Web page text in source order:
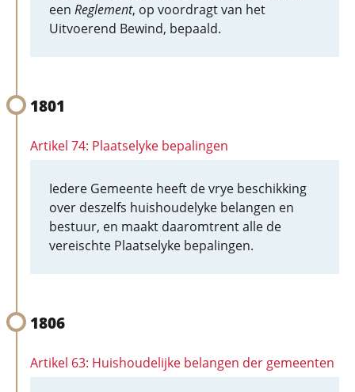
een Reglement, op voordragt van het
Uitvoerend Bewind, bepaald.
1801
Artikel 74: Plaatselyke bepalingen
Iedere Gemeente heeft de vrye beschikking
over deszelfs huishoudelyke belangen en
bestuur, en maakt daaromtrent alle de
vereischte Plaatselyke bepalingen.
1806
Artikel 63: Huishoudelijke belangen der gemeenten